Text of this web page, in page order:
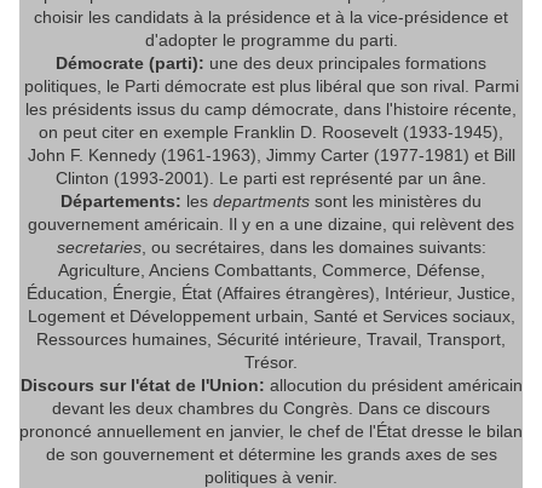
choisir les candidats à la présidence et à la vice-présidence et
d'adopter le programme du parti.
Démocrate (parti): une des deux principales formations
politiques, le Parti démocrate est plus libéral que son rival. Parmi
les présidents issus du camp démocrate, dans l'histoire récente,
on peut citer en exemple Franklin D. Roosevelt (1933-1945),
John F. Kennedy (1961-1963), Jimmy Carter (1977-1981) et Bill
Clinton (1993-2001). Le parti est représenté par un âne.
Départements: les departments sont les ministères du
gouvernement américain. Il y en a une dizaine, qui relèvent des
secretaries, ou secrétaires, dans les domaines suivants:
Agriculture, Anciens Combattants, Commerce, Défense,
Éducation, Énergie, État (Affaires étrangères), Intérieur, Justice,
Logement et Développement urbain, Santé et Services sociaux,
Ressources humaines, Sécurité intérieure, Travail, Transport,
Trésor.
Discours sur l'état de l'Union: allocution du président américain
devant les deux chambres du Congrès. Dans ce discours
prononcé annuellement en janvier, le chef de l'État dresse le bilan
de son gouvernement et détermine les grands axes de ses
politiques à venir.